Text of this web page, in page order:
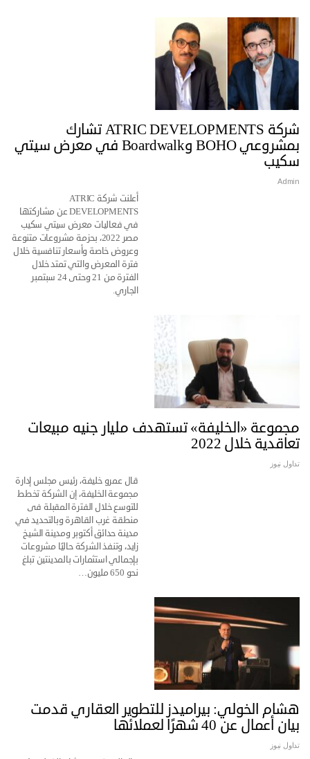
شركة ATRIC DEVELOPMENTS تشارك
بمشروعي BOHO وBoardwalk في معرض سيتي
سكيب
Admin
أعلنت شركة ATRIC
DEVELOPMENTS عن مشاركتها
في فعاليات معرض سيتي سكيب
مصر 2022، بحزمة مشروعات متنوعة
وعروض خاصة وأسعار تنافسية خلال
فترة المعرض والتي تمتد خلال
الفترة من 21 وحتى 24 سبتمبر
الجاري.
مجموعة «الخليفة» تستهدف مليار جنيه مبيعات
تعاقدية خلال 2022
تداول نيوز
قال عمرو خليفة، رئيس مجلس إدارة
مجموعة الخليفة، إن الشركة تخطط
للتوسع خلال الفترة المقبلة فى
منطقة غرب القاهرة وبالتحديد في
مدينة حدائق أكتوبر ومدينة الشيخ
زايد، وتنفذ الشركة حاليًا مشروعات
بإجمالي استثمارات بالمدينتين تبلغ
نحو 650 مليون…
هشام الخولي: بيراميدز للتطوير العقاري قدمت
بيان أعمال عن 40 شهرًا لعملائها
تداول نيوز